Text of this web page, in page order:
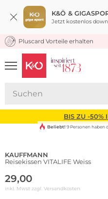
K&Ö &
Jetzt kostenlos
KOSTENLOSER
Pluscard Vorteile erhalten
UNSERE APP
CLICK &
BIS ZU -50%
Beliebt! 9 Personen haben
KAUFFMANN
Reisekissen VITALIFE Weiss
29,00
inkl. Mwst zzgl. Versandkosten